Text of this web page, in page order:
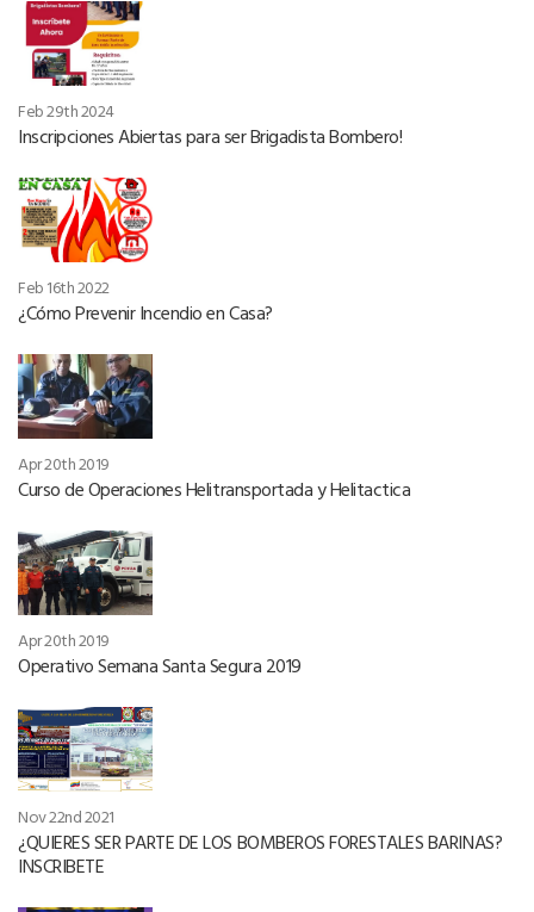
Feb 29th 2024
Inscripciones Abiertas para ser Brigadista Bombero!
Feb 16th 2022
¿Cómo Prevenir Incendio en Casa?
Apr 20th 2019
Curso de Operaciones Helitransportada y Helitactica
Apr 20th 2019
Operativo Semana Santa Segura 2019
Nov 22nd 2021
¿QUIERES SER PARTE DE LOS BOMBEROS FORESTALES BARINAS?
INSCRIBETE